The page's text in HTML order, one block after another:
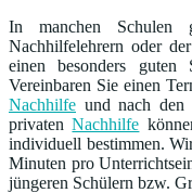
In manchen Schulen
Nachhilfelehrern oder
einen besonders guten
Vereinbaren Sie einen
Nachhilfe und nach
privatenNachhilfe
individuell bestimmen.
Minuten pro
jüngeren Schülern bzw.